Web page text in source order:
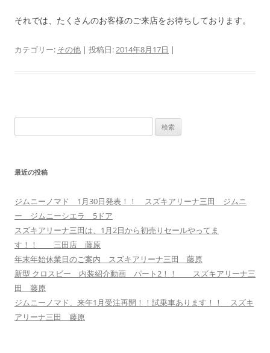
それでは、たくさんのお客様のご来店をお待ちしております。
カテゴリー: その他 | 投稿日:2014年8月17日 |
索:
最近の投稿
ジムニーノマド 1月30日発表！！ スズキアリーナ三田 ジムニ
ー ジムニーシエラ 5ドア
スズキアリーナ三田は、1月2日から初売りセールやってま
す！！ 三田店 藤原
年末年始休業日のご案内 スズキアリーナ三田 藤原
新型 クロスビー 内装紹介動画 パート2！！ スズキアリーナ三
田 藤原
ジムニーノマド、来年1月受注再開！！試乗車あります！！ スズキ
アリーナ三田 藤原